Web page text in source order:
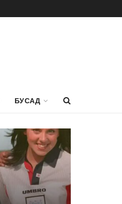
БУСАД